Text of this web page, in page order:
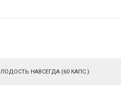
НАВСЕГДА (60 КАПС.)